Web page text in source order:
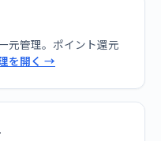
元管理。ポイント還元
を開く →